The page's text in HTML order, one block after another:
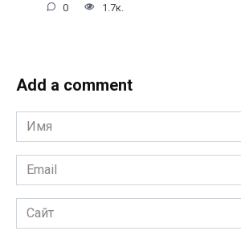
0 1.7к.
Add a comment
Имя
*
Email
*
Сайт